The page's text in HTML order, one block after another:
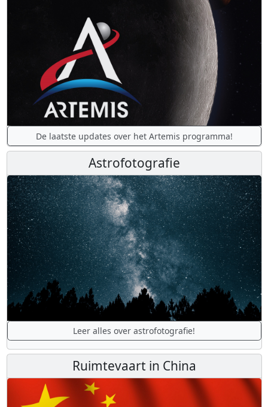
De laatste updates over het Artemis programma!
Astrofotografie
Leer alles over astrofotografie!
Ruimtevaart in China